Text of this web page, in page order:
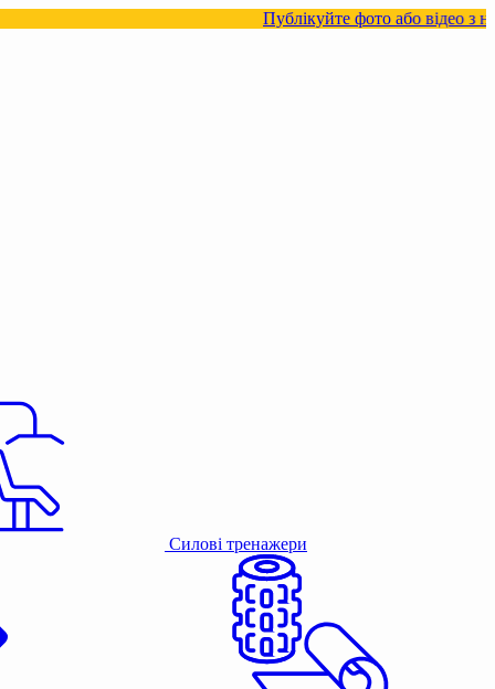
Публікуйте фото або відео з нашими
Силові тренажери